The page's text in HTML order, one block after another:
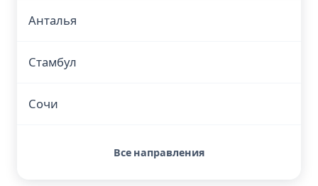
Анталья
Стамбул
Сочи
Все направления